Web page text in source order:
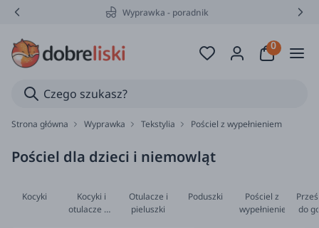
Wyprawka - poradnik
Strona główna Wyprawka Tekstylia Pościel z wypełnieniem
Pościel dla dzieci i niemowląt
Kocyki
Kocyki i
otulacze do
Otulacze i
pieluszki
Poduszki
Pościel z
wypełnieniem
do